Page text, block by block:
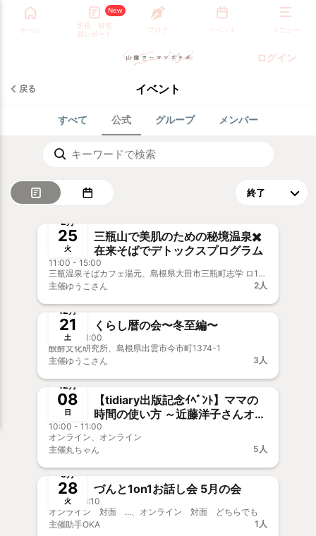
ホーム
New
所長・研究
員レポート
ブログ イベント メニュー
ログイン
戻る イベント
すべて 公式 グループ メンバー
2月
25
火
三瓶山で美肌のための秘境温泉✖️
在来そばでデトックスプログラム
11:00 - 15:00
三瓶温泉そばカフェ湯元、島根県大田市三瓶町志学 ロ1730-11
主催ゆうこさん 2人
終了
12月
21
土
くらし暦の会〜冬至編〜
10:00 - 11:00
醗酵文化研究所、島根県出雲市今市町1374-1
主催ゆうこさん 3人
終了
12月
08
日
【tidiary出版記念ｲﾍﾞﾝﾄ】ママの
時間の使い方 ～近藤洋子さんオン
ライントーク～
10:00 - 11:00
オンライン、オンライン
主催丸ちゃん 5人
終了
5月
28
火
づんと1on1お話し会 5月の会
12:10 - 13:10
オンライン 対面 ...、オンライン 対面 どちらでも
主催助手OKA 1人
終了